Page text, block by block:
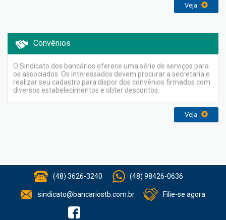
Veja
Convênios
O Sindicato dos bancários oferece uma série de serviços para
os associados. Os interessados devem procurar a secretaria e
realizar seu cadastro para dispor dos convênios firmados com
diversos estabelecimentos e obter descontos.
Veja
(48) 3626-3240 (48) 98426-0636
sindicato@bancariostb.com.br Filie-se agora